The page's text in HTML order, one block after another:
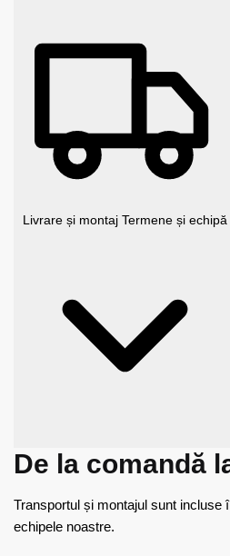
Livrare și montaj Termene și echipă
De la comandă
Transportul și montajul sunt incluse
echipele noastre.